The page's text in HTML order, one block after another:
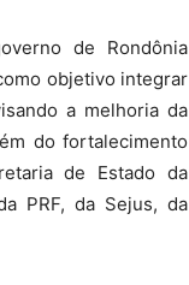
de Rondônia
objetivo integrar
a melhoria da
do fortalecimento
de Estado da
PRF, da Sejus, da